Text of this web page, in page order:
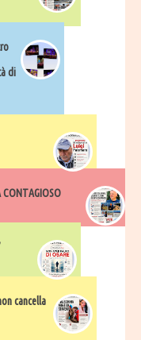
di
CONTAGIOSO
cancella